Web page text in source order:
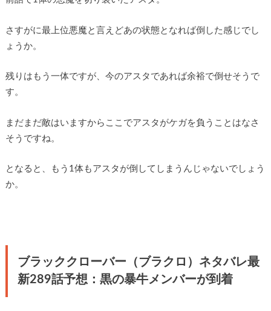
さすがに最上位悪魔と言えどあの状態となれば倒した感じでし
ょうか。
残りはもう一体ですが、今のアスタであれば余裕で倒せそうで
す。
まだまだ敵はいますからここでアスタがケガを負うことはなさ
そうですね。
となると、もう1体もアスタが倒してしまうんじゃないでしょう
か。
ブラッククローバー（ブラクロ）ネタバレ最
新289話予想：黒の暴牛メンバーが到着